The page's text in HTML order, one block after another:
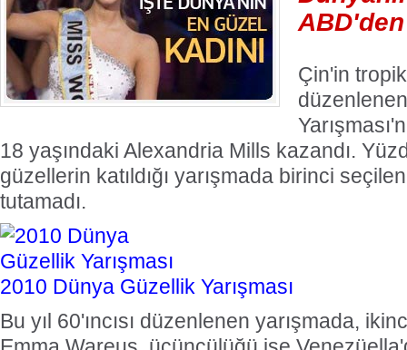
Çin'in
18 yaşındaki Alexandria Mills kazandı.
güzellerin katıldığı yarışmada birinci
tutamadı.
2010 Dünya Güzellik Yarışması
Bu yıl 60'ıncısı düzenlenen yarışmada,